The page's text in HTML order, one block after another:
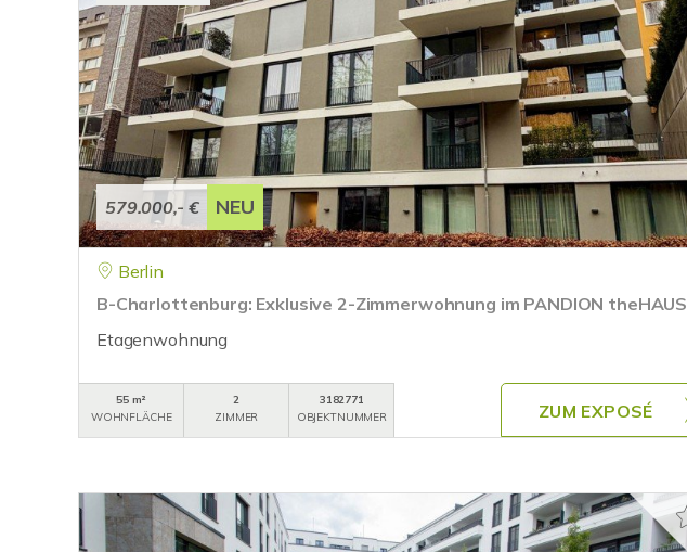
579.000,- € NEU
Berlin
B-Charlottenburg: Exklusive 2-Zimmerwohnung im PANDION theHAUS
Etagenwohnung
55 m²
WOHNFLÄCHE
2
ZIMMER
3182771
OBJEKTNUMMER
ZUM EXPOSÉ